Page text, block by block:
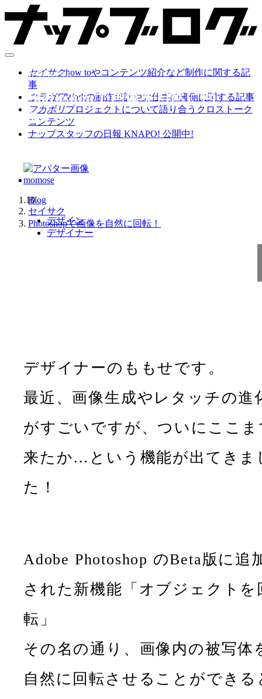
セイサクhow toやコンテンツ紹介など制作に関する記
事
ウラガワWorkの制作秘話やお仕事の裏側に関する記事
フカボリプロジェクトについて語り合うクロストーク
コンテンツ
ナップスタッフの日報 KNAPO! 公開中!
Blog
セイサク
Photoshopで画像を自然に回転！
2026.03.26
Photoshopで画像を自然に回
転！
momose
10
デザイン
デザイナー
デザイナーのももせです。
最近、画像生成やレタッチの進
がすごいですが、ついにここま
来たか…という機能が出てきま
た！
Adobe Photoshop のBeta版に追
された新機能「オブジェクトを
転」
その名の通り、画像内の被写体
自然に回転させることができる